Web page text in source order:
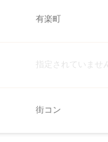
有楽町
指定されていません
街コン